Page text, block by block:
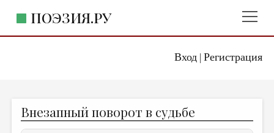
Вход| Регистрация
ПОЭЗИЯ.РУ
ЖАНРЫ
Внезапный поворот в судьбе